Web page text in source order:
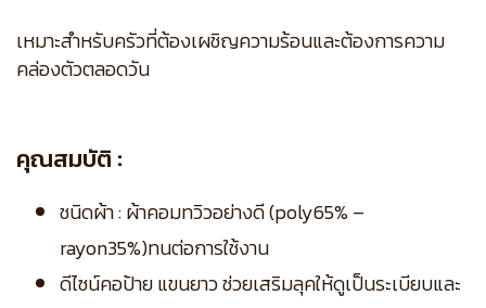
เหมาะสำหรับครัวที่ต้องเผชิญความร้อนและต้องการความ
คล่องตัวตลอดวัน
คุณสมบัติ :
ชนิดผ้า : ผ้าคอมทวิวอย่างดี (poly65% –
rayon35%)ทนต่อการใช้งาน
ดีไซน์คอป้าย แขนยาว ช่วยเสริมลุคให้ดูเป็นระเบียบและ